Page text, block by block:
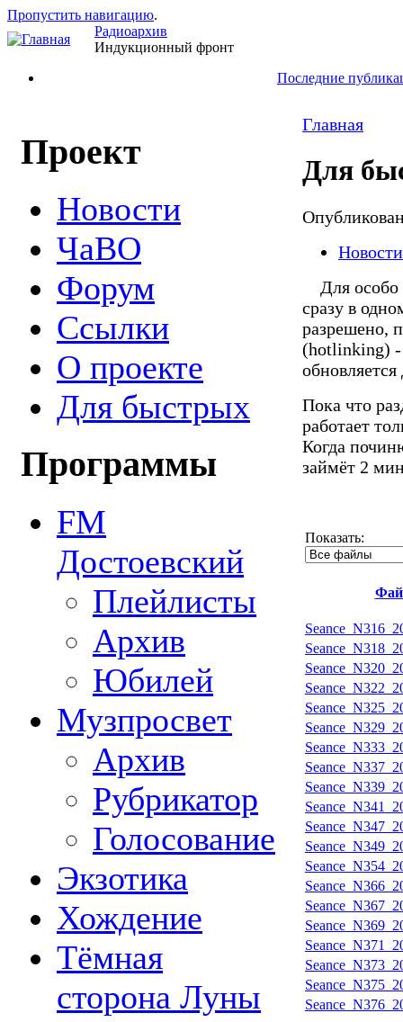
Пропустить навигацию.
Радиоархив
Индукционный фронт
Последние
Проект
Новости
ЧаВО
Форум
Ссылки
О проекте
Для быстрых
Программы
FM
Достоевский
Плейлисты
Архив
Юбилей
Музпросвет
Архив
Рубрикатор
Голосование
Экзотика
Хождение
Тёмная
сторона Луны
Главная
Для
Новости
Для особо
сразу в
разрешено,
(hotlinking) -
обновляется
Пока что
работает
Когда
займёт 2
Показать: